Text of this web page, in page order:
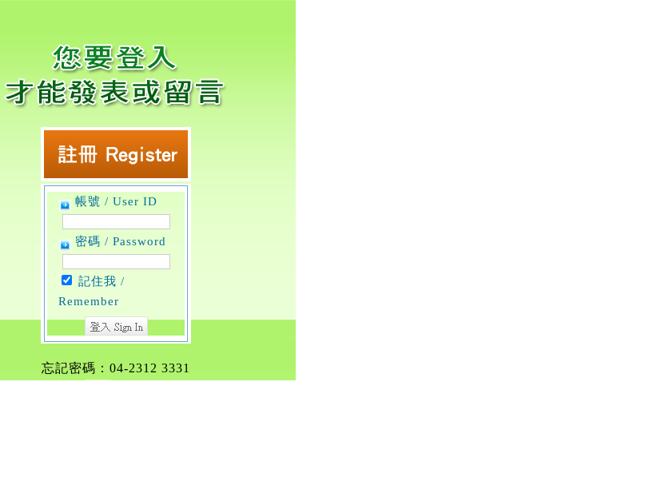
帳號 / User ID
密碼 / Password
記住我 /
Remember
忘記密碼：04-2312 3331